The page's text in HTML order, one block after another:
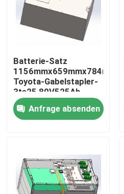
Qualitätskontrolle
Treten Sie mit uns in
Fordern Sie ein Zitat
Yacht-Lithium-Batterie
Energie-Speicher-Lithium-
Batterie-Satz
1156mmx659mmx784mm
Toyota-Gabelstapler-
3te25 80V525Ah
Anfrage absenden